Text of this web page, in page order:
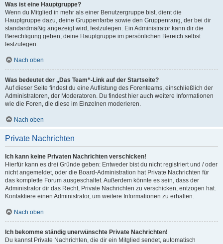
Was ist eine Hauptgruppe?
Wenn du Mitglied in mehr als einer Benutzergruppe bist, dient die
Hauptgruppe dazu, deine Gruppenfarbe sowie den Gruppenrang, der bei dir
standardmäßig angezeigt wird, festzulegen. Ein Administrator kann dir die
Berechtigung geben, deine Hauptgruppe im persönlichen Bereich selbst
festzulegen.
Nach oben
Was bedeutet der „Das Team“-Link auf der Startseite?
Auf dieser Seite findest du eine Auflistung des Forenteams, einschließlich der
Administratoren, der Moderatoren. Du findest hier auch weitere Informationen
wie die Foren, die diese im Einzelnen moderieren.
Nach oben
Private Nachrichten
Ich kann keine Privaten Nachrichten verschicken!
Hierfür kann es drei Gründe geben: Entweder bist du nicht registriert und / oder
nicht angemeldet, oder die Board-Administration hat Private Nachrichten für
das komplette Forum ausgeschaltet. Außerdem könnte es sein, dass der
Administrator dir das Recht, Private Nachrichten zu verschicken, entzogen hat.
Kontaktiere einen Administrator, um weitere Informationen zu erhalten.
Nach oben
Ich bekomme ständig unerwünschte Private Nachrichten!
Du kannst Private Nachrichten, die dir ein Mitglied sendet, automatisch